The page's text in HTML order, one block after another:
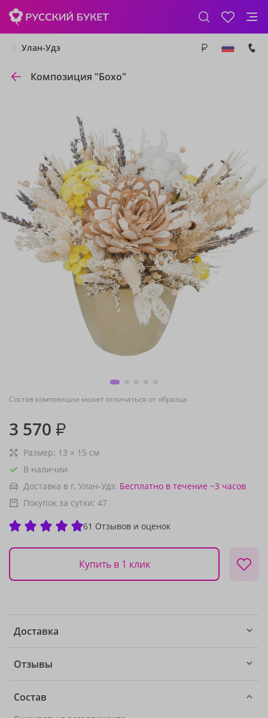
Улан-Удэ
Композиция "Бохо"
Состав композиции может отличаться от образца
3 570 ₽
Размер: 13 × 15 см
В наличии
Доставка в г. Улан-Удэ: Бесплатно в течение ~3 часов
Покупок за сутки: 47
61 Отзывов и оценок
Купить в 1 клик
Доставка
Отзывы
Состав